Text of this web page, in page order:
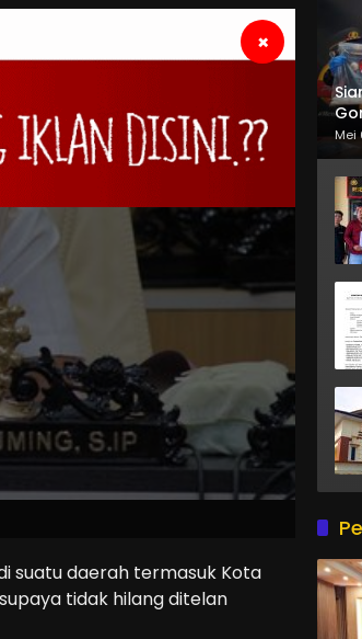
×
suatu daerah termasuk Kota
tidak hilang ditelan
Mei